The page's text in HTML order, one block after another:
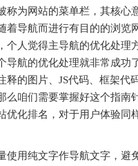
称为网站的菜单栏，其核心
着导航而进行有目的的浏
个人觉得主导航的优化处理
导航的优化处理就非常成
释的图片、JS代码、框架
么咱们需要掌握好这个指
优化排名，对于用户体验
用纯文字作导航文字，避